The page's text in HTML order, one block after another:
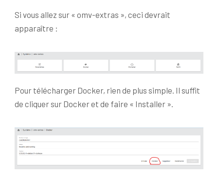
Si vous allez sur « omv-extras », ceci devrait
apparaître :
Pour télécharger Docker, rien de plus simple. Il suffit
de cliquer sur Docker et de faire « Installer ».